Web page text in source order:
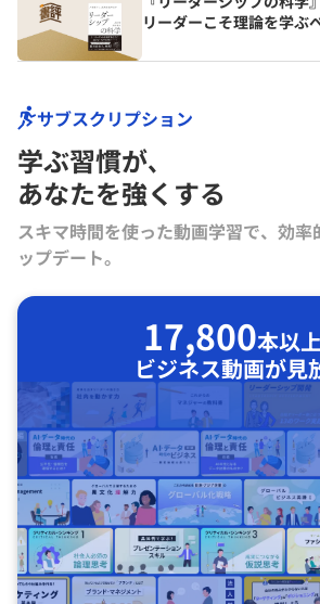
リーダーこそ理論を学ぶ
サブスクリプション
学ぶ習慣が､
あなたを強くする
スキマ時間を使った動画学習で、効
ップデート。
17,800本以
ビジネス動画が見